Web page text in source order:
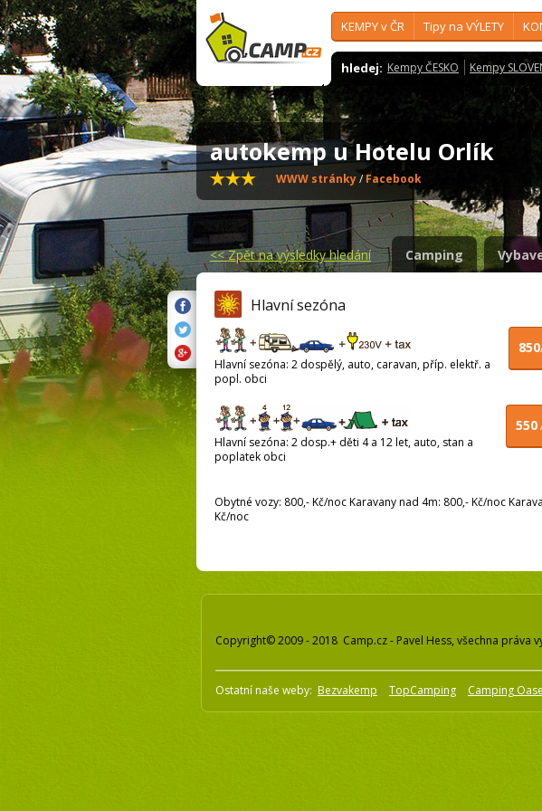
KEMPY v ČR Tipy na VÝLETY
hledej: Kempy ČESKO Kempy
autokemp u Hotelu Orlík
WWW stránky/Facebook
<<Zpět na výsledky hledání Camping
Hlavní sezóna
850
Hlavní sezóna: 2 dospělý, auto, caravan, příp. elektř. a
popl. obci
550
Hlavní sezóna: 2 dosp.+ děti 4 a 12 let, auto, stan a
poplatek obci
Obytné vozy: 800,- Kč/noc Karavany nad 4m: 800,- Kč/noc
Kč/noc
Copyright© 2009 - 2018 Camp.cz - Pavel Hess, všechna práva
Ostatní naše weby: Bezvakemp TopCamping Camping